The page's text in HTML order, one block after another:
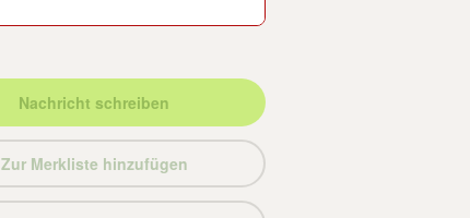
Nachricht schreiben
Zur Merkliste hinzufügen